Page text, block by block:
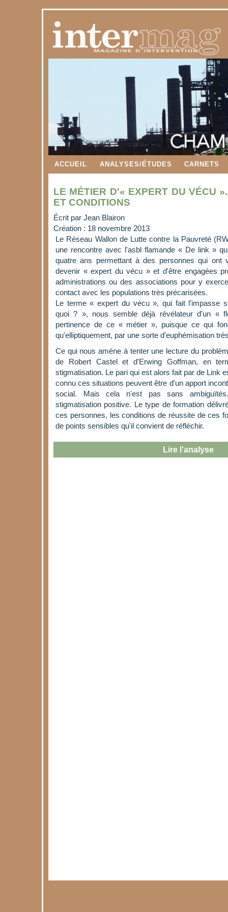
ACCUEIL ANALYSES/ÉTUDES CARNETS
LE MÉTIER D'« EXPERT DU VÉCU
ET CONDITIONS
Écrit par Jean Blairon
Création : 18 novembre 2013
Le Réseau Wallon de Lutte contre la Pauvreté
une rencontre avec l'asbl flamande « De link »
quatre ans permettant à des personnes qui ont
devenir « expert du vécu » et d'être engagées
administrations ou des associations pour y
contact avec les populations très précarisées.
Le terme « expert du vécu », qui fait l'impasse
quoi ? », nous semble déjà révélateur d'un «
pertinence de ce « métier », puisque ce qui
qu'elliptiquement, par une sorte d'euphémisation
Ce qui nous amène à tenter une lecture du
de Robert Castel et d'Erwing Goffman, en
stigmatisation. Le pari qui est alors fait par de Link
connu ces situations peuvent être d'un apport
social. Mais cela n'est pas sans
stigmatisation positive. Le type de formation
ces personnes, les conditions de réussite de ces
de points sensibles qu'il convient de réfléchir.
Lire l'analyse